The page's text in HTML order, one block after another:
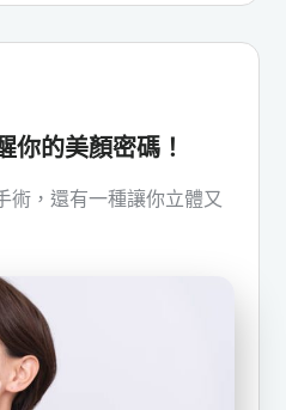
你的美顏密碼！
術，還有一種讓你立體又